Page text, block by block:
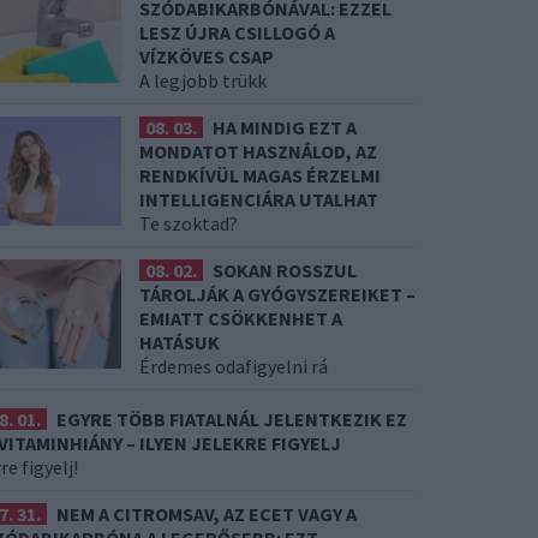
SZÓDABIKARBÓNÁVAL: EZZEL
LESZ ÚJRA CSILLOGÓ A
VÍZKÖVES CSAP
A legjobb trükk
08. 03.
HA MINDIG EZT A
MONDATOT HASZNÁLOD, AZ
RENDKÍVÜL MAGAS ÉRZELMI
INTELLIGENCIÁRA UTALHAT
Te szoktad?
08. 02.
SOKAN ROSSZUL
TÁROLJÁK A GYÓGYSZEREIKET –
EMIATT CSÖKKENHET A
HATÁSUK
Érdemes odafigyelni rá
01.
EGYRE TÖBB FIATALNÁL JELENTKEZIK EZ
– ILYEN JELEKRE FIGYELJ
figyelj!
31.
NEM A CITROMSAV, AZ ECET VAGY A